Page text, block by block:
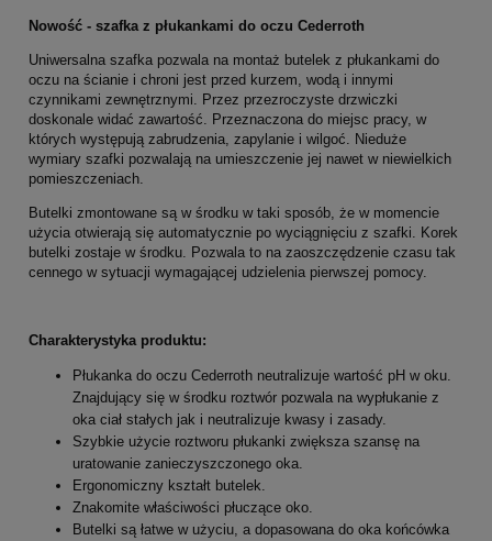
Nowość - szafka z płukankami do oczu Cederroth
Uniwersalna szafka pozwala na montaż butelek z płukankami do
oczu na ścianie i chroni jest przed kurzem, wodą i innymi
czynnikami zewnętrznymi. Przez przezroczyste drzwiczki
doskonale widać zawartość. Przeznaczona do miejsc pracy, w
których występują zabrudzenia, zapylanie i wilgoć. Nieduże
wymiary szafki pozwalają na umieszczenie jej nawet w niewielkich
pomieszczeniach.
Butelki zmontowane są w środku w taki sposób, że w momencie
użycia otwierają się automatycznie po wyciągnięciu z szafki. Korek
butelki zostaje w środku. Pozwala to na zaoszczędzenie czasu tak
cennego w sytuacji wymagającej udzielenia pierwszej pomocy.
Charakterystyka produktu:
Płukanka do oczu Cederroth neutralizuje wartość pH w oku.
Znajdujący się w środku roztwór pozwala na wypłukanie z
oka ciał stałych jak i neutralizuje kwasy i zasady.
Szybkie użycie roztworu płukanki zwiększa szansę na
uratowanie zanieczyszczonego oka.
Ergonomiczny kształt butelek.
Znakomite właściwości płuczące oko.
Butelki są łatwe w użyciu, a dopasowana do oka końcówka